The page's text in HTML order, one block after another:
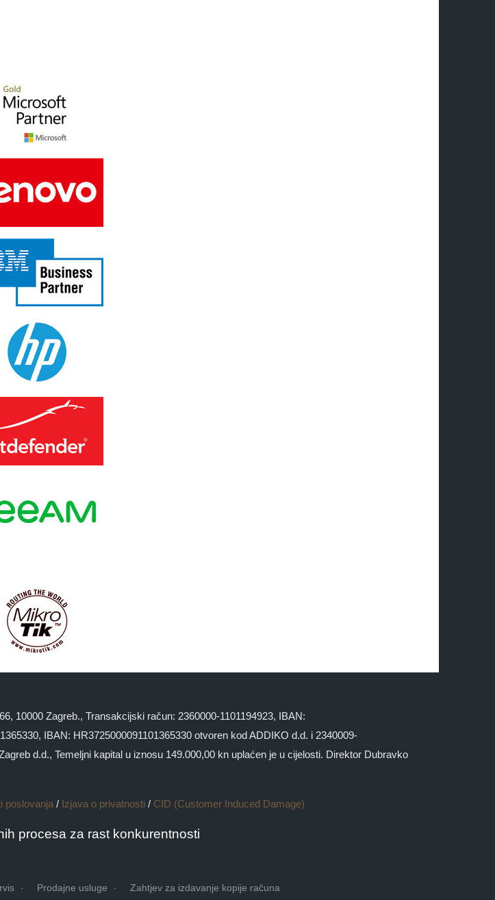
10000 Zagreb., Transakcijski račun: 2360000-1101194923, IBAN:
IBAN: HR3725000091101365330 otvoren kod ADDIKO d.d. i 2340009-
d.d., Temeljni kapital u iznosu 149.000,00 kn uplaćen je u cijelosti. Direktor Dubravko
poslovanja / Izjava o privatnosti/ CID (Customer Induced Damage)
procesa za rast konkurentnosti
Prodajne usluge Zahtjev za izdavanje kopije računa